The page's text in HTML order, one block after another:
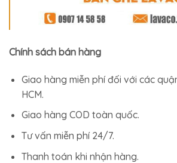
Chính sách bán hàng
Giao hàng miễn phí đối với các
HCM.
Giao hàng COD toàn quốc.
Tư vấn miễn phí 24/7.
Thanh toán khi nhận hàng.